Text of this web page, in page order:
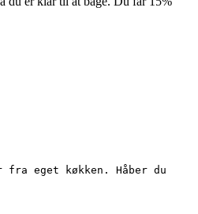
eget køkken. Håber du